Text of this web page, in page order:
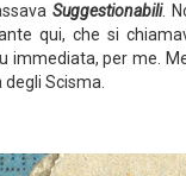
Suggestionabili.
qui, che si
immediata, per me.
Scisma.